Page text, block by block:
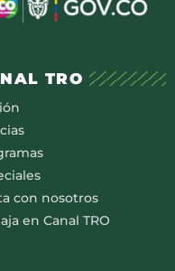
TRO
con nosotros
en Canal TRO